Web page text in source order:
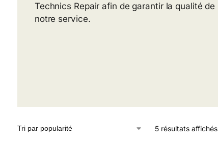
Technics Repair afin de garantir la qualité de
notre service.
5 résultats affichés